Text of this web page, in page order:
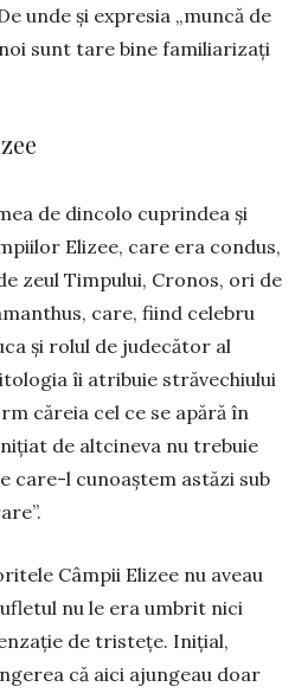
unde și expresia „muncă de
sunt tare bine familiarizați
de dincolo cuprin­dea și
Elizee, care era condus,
zeul Timpului, Cronos, ori de
care, fiind celebru
și rolul de jude­cător al
îi atribuie străvechiului
că­reia cel ce se apără în
de altcineva nu trebuie
care-l cunoaștem astăzi sub
Câmpii Elizee nu aveau
nu le era umbrit nici
de tristețe. Inițial,
că aici ajungeau doar